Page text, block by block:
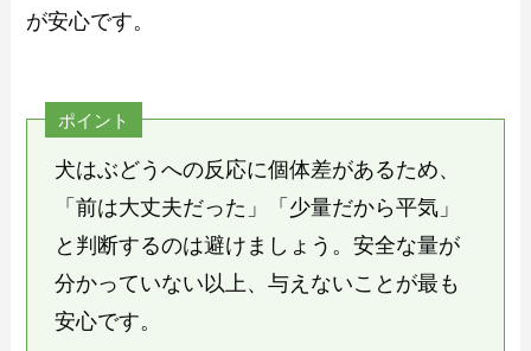
が安心です。
ポイント
犬はぶどうへの反応に個体差があるため、
「前は大丈夫だった」「少量だから平気」
と判断するのは避けましょう。安全な量が
分かっていない以上、与えないことが最も
安心です。